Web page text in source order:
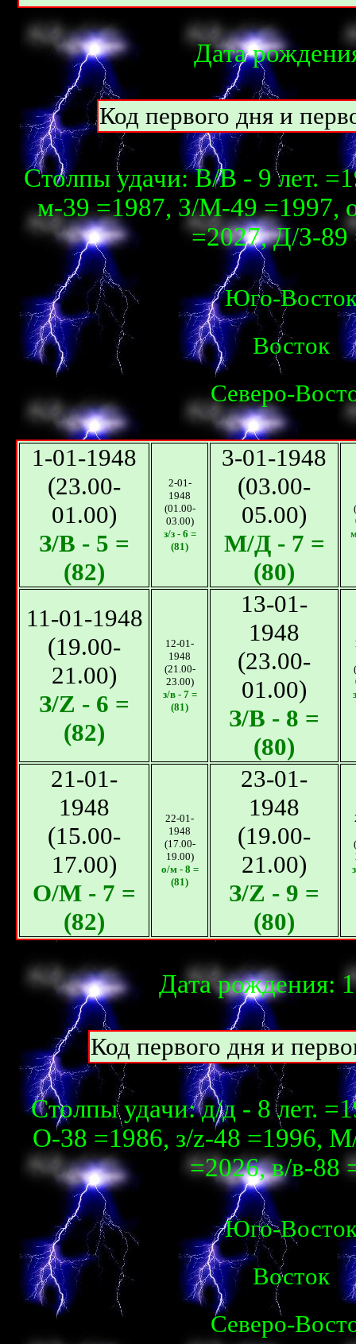
Дата
Код первого дня и
Столпы удачи: В/В - 9 лет.
м-39 =1987, З/М-49 =1997,
=2027, Д/З-89
Юго-
Восток
Северо-
1-01-1948
(23.00-
01.00)
З/B - 5 =
(82)
2-01-
1948
(01.00-
03.00)
з/з - 6 =
(81)
3-01-1948
(03.00-
05.00)
М/Д - 7 =
(80)
11-01-1948
(19.00-
21.00)
З/Z - 6 =
(82)
12-01-
1948
(21.00-
23.00)
з/в - 7 =
(81)
13-01-
1948
(23.00-
01.00)
З/B - 8 =
(80)
21-01-
1948
(15.00-
17.00)
О/М - 7 =
(82)
22-01-
1948
(17.00-
19.00)
о/м - 8 =
(81)
23-01-
1948
(19.00-
21.00)
З/Z - 9 =
(80)
Дата рождения:
Код первого дня и
Столпы удачи: д/д - 8 лет.
О-38 =1986, з/z-48 =1996,
=2026, в/в-88
Юго-
Восток
Северо-